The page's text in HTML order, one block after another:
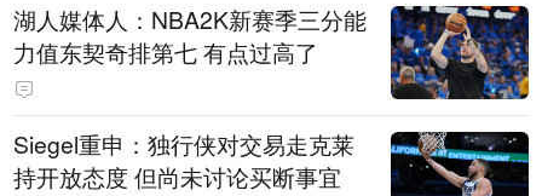
湖人媒体人：NBA2K新赛季三分能
力值东契奇排第七 有点过高了
Siegel重申：独行侠对交易走克莱
持开放态度 但尚未讨论买断事宜